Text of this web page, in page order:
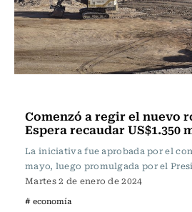
Comenzó a regir el nuevo
Espera recaudar US$1.350
La iniciativa fue aprobada por el
mayo, luego promulgada por el
Martes 2 de enero de 2024
# economía